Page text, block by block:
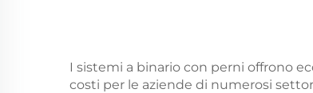
I sistemi a binario con perni offrono
costi per le aziende di numerosi